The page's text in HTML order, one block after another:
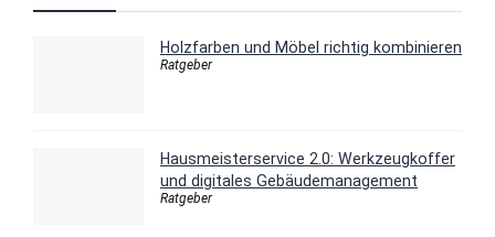
Holzfarben und Möbel richtig kombinieren
Ratgeber
Hausmeisterservice 2.0: Werkzeugkoffer
und digitales Gebäudemanagement
Ratgeber